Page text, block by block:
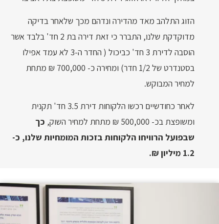
הזוג התלהב מאד מהדירה ונדהם מכך שלאחר בדיקה
מדוקדקת שלנו, התברר כי זאת דירה בת 2 חד' בלבד אשר
הוסבה לדירת 3 חד' כביכול ( החדר ה-3 לא עמד אפילו
בסטנדרט של 1/2 חדר) ומחירה כ- 700,000 ₪ מתחת
למחיר המבוקש.
לאחר כחודשיים רכשו הלקוחות דירת 3.5 חד' תקנית
ומשופצת בכ- 500,000 ₪ מתחת למחיר השוק,
כך
שבפועל הרוויחו הלקוחות בזכות המומחיות שלנו, כ-
1.2 מיליון ₪.